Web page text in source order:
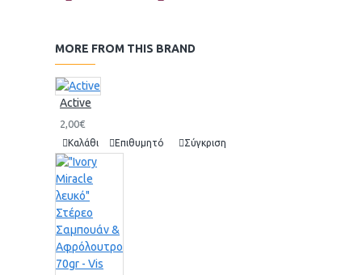
MORE FROM THIS BRAND
Active
2,00€
Καλάθι Επιθυμητό Σύγκριση